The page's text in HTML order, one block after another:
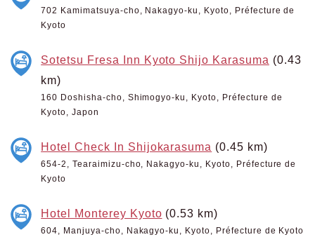
702 Kamimatsuya-cho, Nakagyo-ku, Kyoto, Préfecture de
Kyoto
Sotetsu Fresa Inn Kyoto Shijo Karasuma (0.43
km)
160 Doshisha-cho, Shimogyo-ku, Kyoto, Préfecture de
Kyoto, Japon
Hotel Check In Shijokarasuma (0.45 km)
654-2, Tearaimizu-cho, Nakagyo-ku, Kyoto, Préfecture de
Kyoto
Hotel Monterey Kyoto (0.53 km)
604, Manjuya-cho, Nakagyo-ku, Kyoto, Préfecture de Kyoto